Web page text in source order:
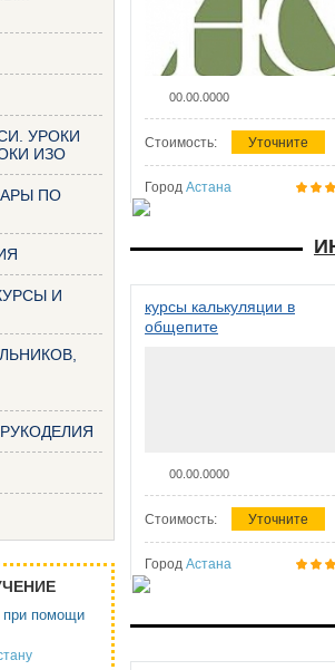
УРОКИ
ИЗО
ПО
И
при помощи
00.00.0000
Стоимость: Уточните
Город Астана
курсы калькуляции в
общепите
00.00.0000
Стоимость: Уточните
Город Астана